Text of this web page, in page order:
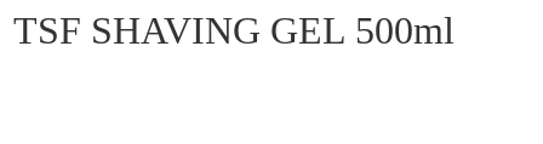
TSF SHAVING GEL 500ml